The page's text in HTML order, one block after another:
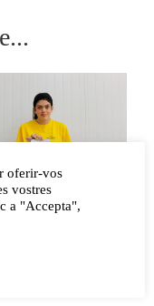
de patates
Tomàs amb
oferir-vos
vostres
a "Accepta",